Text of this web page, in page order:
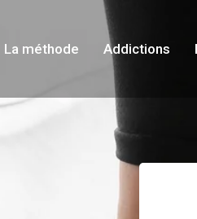
La méthode Addictions